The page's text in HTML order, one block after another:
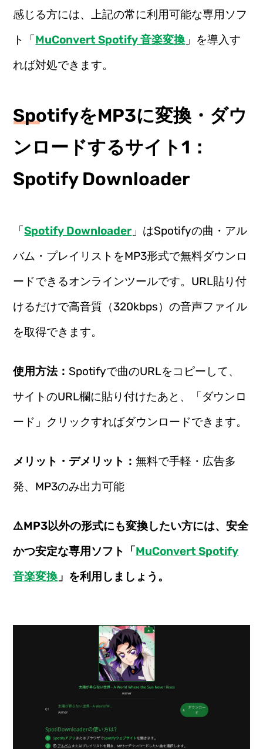
感じる方には、上記の常に利用可能な専用ソフ
ト「MuConvert Spotify 音楽変換 」を導入す
れば対処できます。
SpotifyをMP3に変換・ダウ
ンロードするサイト1：
Spotify Downloader
「Spotify Downloader 」はSpotifyの曲・アル
バム・プレイリストをMP3形式で無料ダウンロ
ードできるオンラインツールです。URL貼り付
けるだけで高音質（320kbps）の音声ファイル
を取得できます。
使用方法：Spotifyで曲のURLをコピーして、
サイトのURL欄に貼り付けたあと、「ダウンロ
ード」クリックすればダウンロードできます。
メリット・デメリット：無料で手軽・広告多
発、MP3のみ出力可能
⚠️MP3以外の形式にも変換したい方には、安全
かつ安定な専用ソフト「MuConvert Spotify
音楽変換 」を利用しましょう。